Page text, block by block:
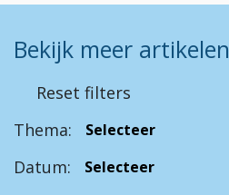
Bekijk meer artikelen
Reset filters
Thema:
Datum: